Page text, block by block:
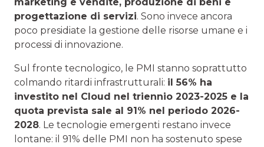
progettazione di servizi. Sono invece ancora
poco presidiate la gestione delle risorse umane e i
processi di innovazione.
Sul fronte tecnologico, le PMI stanno soprattutto
colmando ritardi infrastrutturali: il 56% ha
investito nel Cloud nel triennio 2023-2025 e la
quota prevista sale al 91% nel periodo 2026-
2028. Le tecnologie emergenti restano invece
lontane: il 91% delle PMI non ha sostenuto spese